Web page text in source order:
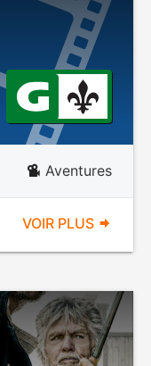
Aventures
VOIR PLUS